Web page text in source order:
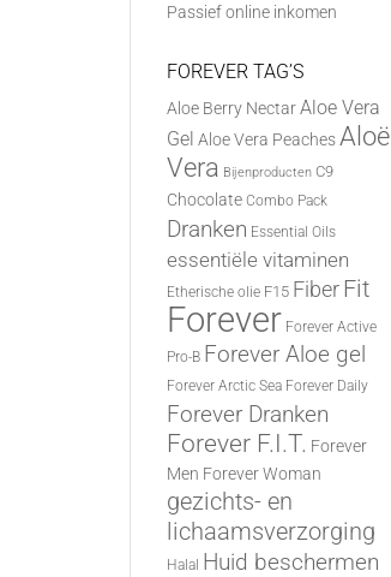
Passief online inkomen
FOREVER TAG’S
Aloe Berry NectarAloe Vera
Gel Aloe Vera Peaches Aloë
Vera Bijenproducten C9
Chocolate Combo Pack
Dranken Essential Oils
essentiële vitaminen
Etherische olie F15 FiberFit
Forever Forever Active
Pro-B Forever Aloe gel
Forever Arctic Sea Forever Daily
Forever Dranken
Forever F.I.T. Forever
Men Forever Woman
gezichts- en
lichaamsverzorging
Halal Huid beschermen